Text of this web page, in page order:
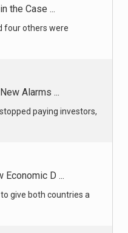
the Case ...
four others were
Alarms ...
paying investors,
Economic D ...
give both countries a